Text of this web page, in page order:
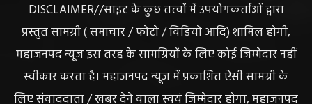
DISCLAIMER//साइट के कुछ तत्वों में उपयोगकर्ताओं द्वारा
प्रस्तुत सामग्री ( समाचार / फोटो / विडियो आदि) शामिल होगी,
महाजनपद न्यूज इस तरह के सामग्रियों के लिए कोई जिम्मेदार नहीं
स्वीकार करता है। महाजनपद न्यूज में प्रकाशित ऐसी सामग्री के
लिए संवाददाता / खबर देने वाला स्वयं जिम्मेदार होगा, महाजनपद